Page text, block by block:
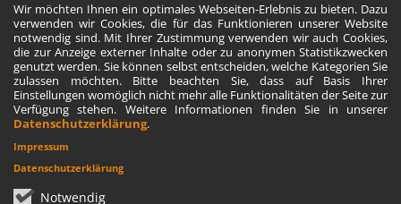
Wir möchten Ihnen ein optimales Webseiten-Erlebnis zu bieten. Dazu
verwenden wir Cookies, die für das Funktionieren unserer Website
notwendig sind. Mit Ihrer Zustimmung verwenden wir auch Cookies,
die zur Anzeige externer Inhalte oder zu anonymen Statistikzwecken
genutzt werden. Sie können selbst entscheiden, welche Kategorien Sie
zulassen möchten. Bitte beachten Sie, dass auf Basis Ihrer
Einstellungen womöglich nicht mehr alle Funktionalitäten der Seite zur
Verfügung stehen. Weitere Informationen finden Sie in unserer
Datenschutzerklärung.
Notwendig
Impressum
Datenschutzerklärung